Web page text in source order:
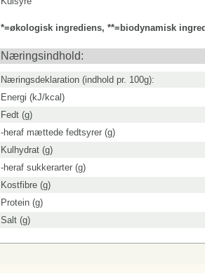
*=økologisk ingrediens, **=biodynamisk
Næringsindhold:
Næringsdeklaration (indhold pr. 100g):
Energi (kJ/kcal)
Fedt (g)
-heraf mættede fedtsyrer (g)
Kulhydrat (g)
-heraf sukkerarter (g)
Kostfibre (g)
Protein (g)
Salt (g)